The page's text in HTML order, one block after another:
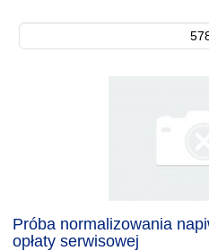
Próba normalizowania
opłaty serwisowej